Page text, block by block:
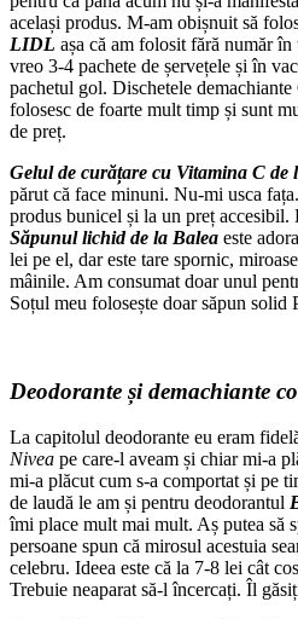
același produs. M-am obișnuit să
LIDL așa că am folosit fără număr
vreo 3-4 pachete de șervețele și în
pachetul gol. Dischetele
folosesc de foarte mult timp și sunt
de preț.
Gelul de curățare cu Vitamina C de
părut că face minuni. Nu-mi usca
produs bunicel și la un preț accesibil.
Săpunul lichid de la Balea este
lei pe el, dar este tare spornic,
mâinile. Am consumat doar unul
Soțul meu folosește doar săpun solid
Deodorante și demachiante
La capitolul deodorante eu eram
Nivea pe care-l aveam și chiar mi-a
mi-a plăcut cum s-a comportat și pe
de laudă le am și pentru deodorantul
îmi place mult mai mult. Aș putea să
persoane spun că mirosul acestuia
celebru. Ideea este că la 7-8 lei cât
Trebuie neaparat să-l încercați. Îl